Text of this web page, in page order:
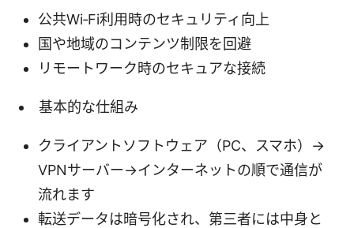
公共Wi‑Fi利用時のセキュリティ向上
国や地域のコンテンツ制限を回避
リモートワーク時のセキュアな接続
基本的な仕組み
クライアントソフトウェア（PC、スマホ）→
VPNサーバー→インターネットの順で通信が
流れます
転送データは暗号化され、第三者には中身と